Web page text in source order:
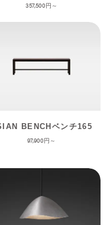
357,500
BENCHベンチ165
97,900